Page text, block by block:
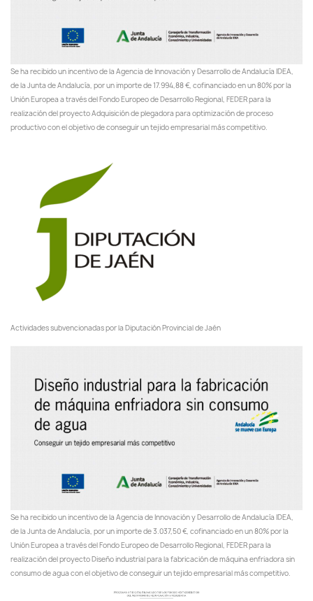
Se ha recibido un incentivo de la Agencia de Innovación y Desarrollo de Andalucía IDEA,
de la Junta de Andalucía, por un importe de 17.994,88 €, cofinanciado en un 80% por la
Unión Europea a través del Fondo Europeo de Desarrollo Regional, FEDER para la
realización del proyecto Adquisición de plegadora para optimización de proceso
productivo con el objetivo de conseguir un tejido empresarial más competitivo.
Actividades subvencionadas por la Diputación Provincial de Jaén
Se ha recibido un incentivo de la Agencia de Innovación y Desarrollo de Andalucía IDEA,
de la Junta de Andalucía, por un importe de 3.037,50 €, cofinanciado en un 80% por la
Unión Europea a través del Fondo Europeo de Desarrollo Regional, FEDER para la
realización del proyecto Diseño industrial para la fabricación de máquina enfriadora sin
consumo de agua con el objetivo de conseguir un tejido empresarial más competitivo.